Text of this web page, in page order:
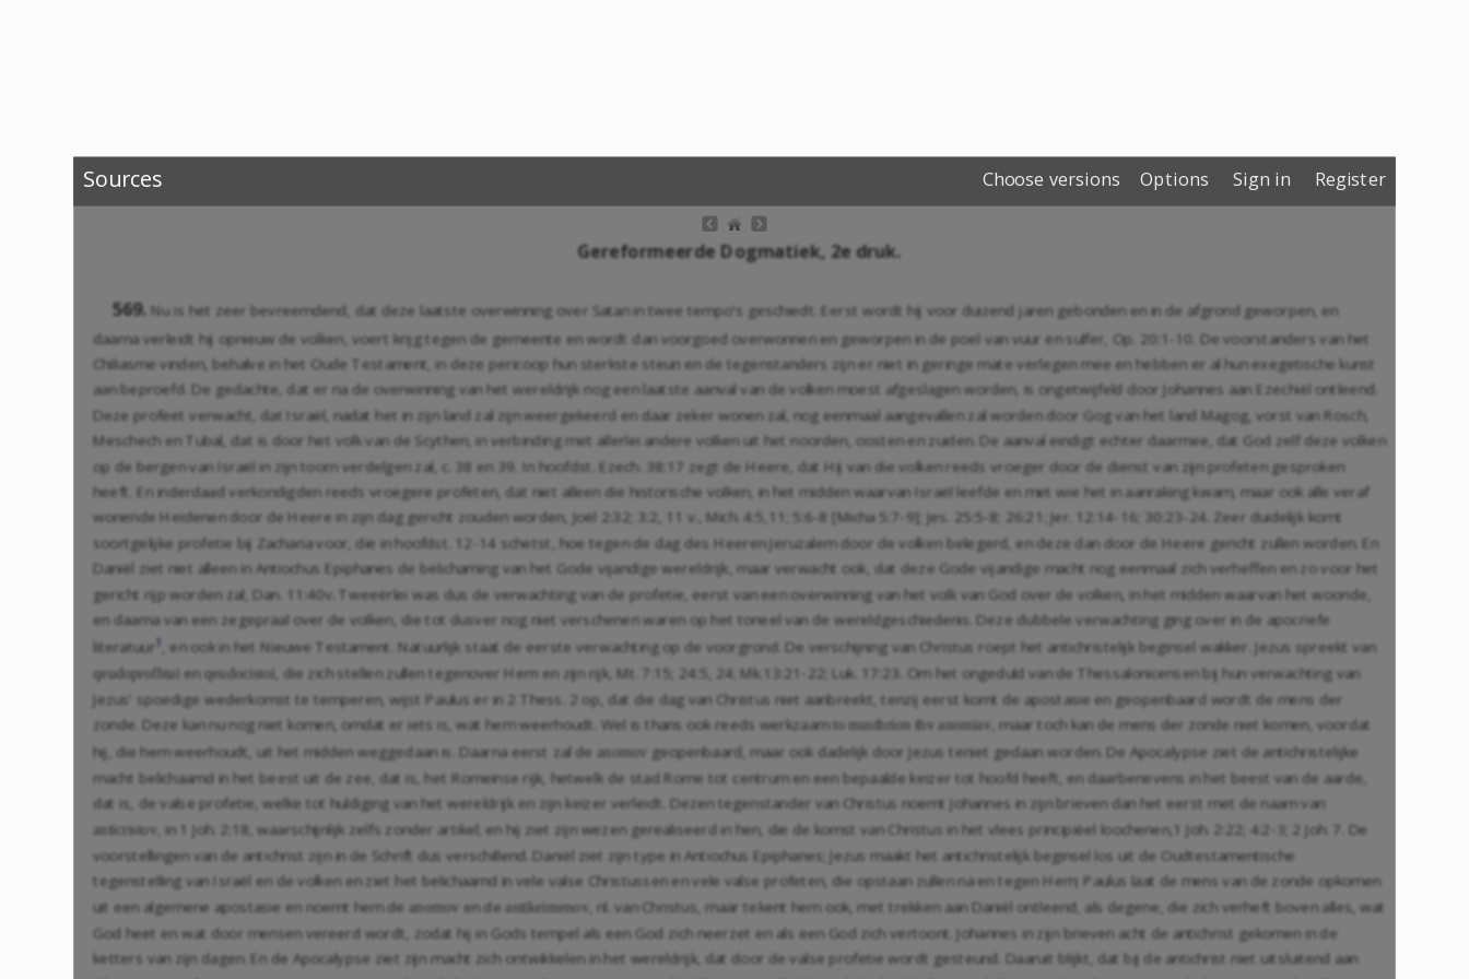
Sources Choose versions Options Sign in Register
Gereformeerde Dogmatiek, 2e druk.
569. Nu is het zeer bevreemdend, dat deze laatste overwinning over Satan in twee tempo’s geschiedt. Eerst wordt hij voor duizend jaren gebonden en in de afgrond geworpen, en
daarna verleidt hij opnieuw de volken, voert krijg tegen de gemeente en wordt dan voorgoed overwonnen en geworpen in de poel van vuur en sulfer, Op. 20:1-10 . De voorstanders van het
Chiliasme vinden, behalve in het Oude Testament, in deze pericoop hun sterkste steun en de tegenstanders zijn er niet in geringe mate verlegen mee en hebben er al hun exegetische kunst
aan beproefd. De gedachte, dat er na de overwinning van het wereldrijk nog een laatste aanval van de volken moest afgeslagen worden, is ongetwijfeld door Johannes aan Ezechiël ontleend.
Deze profeet verwacht, dat Israël, nadat het in zijn land zal zijn weergekeerd en daar zeker wonen zal, nog eenmaal aangevallen zal worden door Gog van het land Magog, vorst van Rosch,
Meschech en Tubal, dat is door het volk van de Scythen, in verbinding met allerlei andere volken uit het noorden, oosten en zuiden. De aanval eindigt echter daarmee, dat God zelf deze volken
op de bergen van Israël in zijn toorn verdelgen zal, c. 38 en 39. In hoofdst. Ezech. 38:17 zegt de Heere, dat Hij van die volken reeds vroeger door de dienst van zijn profeten gesproken
heeft. En inderdaad verkondigden reeds vroegere profeten, dat niet alleen die historische volken, in het midden waarvan Israël leefde en met wie het in aanraking kwam, maar ook alle veraf
wonende Heidenen door de Heere in zijn dag gericht zouden worden, Joël 2:32 3:2 11 v., Mich. 4:5 11 ; 5:6-8 [Micha 5:7-9]; Jes. 25:5-8 26:21 Jer. 12:14-16 30:23-24 . Zeer duidelijk komt
soortgelijke profetie bij Zacharia voor, die in hoofdst. 12-14 schetst, hoe tegen de dag des Heeren Jeruzalem door de volken belegerd, en deze dan door de Heere gericht zullen worden. En
Daniël ziet niet alleen in Antiochus Epiphanes de belichaming van het Gode vijandige wereldrijk, maar verwacht ook, dat deze Gode vijandige macht nog eenmaal zich verheffen en zo voor het
gericht rijp worden zal, Dan. 11:40v. Tweeërlei was dus de verwachting van de profetie, eerst van een overwinning van het volk van God over de volken, in het midden waarvan het woonde,
en daarna van een zegepraal over de volken, die tot dusver nog niet verschenen waren op het toneel van de wereldgeschiedenis. Deze dubbele verwachting ging over in de apocriefe
literatuur 1 , en ook in het Nieuwe Testament. Natuurlijk staat de eerste verwachting op de voorgrond. De verschijning van Christus roept het antichristelijk beginsel wakker. Jezus spreekt van
qeudoprofhtai en qeudocistoi , die zich stellen zullen tegenover Hem en zijn rijk, Mt. 7:15 24:5 24 ;Mk.13:21-22 ;Luk. 17:23 . Om het ongeduld van de Thessalonicensen bij hun verwachting van
Jezus’ spoedige wederkomst te temperen, wijst Paulus er in 2 Thess. 2 op, dat die dag van Christus niet aanbreekt, tenzij eerst komt de apostasie en geopenbaard wordt de mens der
zonde. Deze kan nu nog niet komen, omdat er iets is, wat hem weerhoudt. Wel is thans ook reeds werkzaam to musthrion thv anomiav
, maar toch kan de mens der zonde niet komen, voordat
hij, die hem weerhoudt, uit het midden weggedaan is. Daarna eerst zal de anomov geopenbaard, maar ook dadelijk door Jezus teniet gedaan worden. De Apocalypse ziet de antichristelijke
macht belichaamd in het beest uit de zee, dat is, het Romeinse rijk, hetwelk de stad Rome tot centrum en een bepaalde keizer tot hoofd heeft, en daarbenevens in het beest van de aarde,
dat is, de valse profetie, welke tot huldiging van het wereldrijk en zijn keizer verleidt. Dezen tegenstander van Christus noemt Johannes in zijn brieven dan het eerst met de naam van
anticristov , in 1 Joh. 2:18 , waarschijnlijk zelfs zonder artikel; en hij ziet zijn wezen gerealiseerd in hen, die de komst van Christus in het vlees principiëel loochenen, 1 Joh. 2:22 4:2-3 2 Joh. 7 . De
voorstellingen van de antichrist zijn in de Schrift dus verschillend. Daniël ziet zijn type in Antiochus Epiphanes; Jezus maakt het antichristelijk beginsel los uit de Oudtestamentische
tegenstelling van Israël en de volken en ziet het belichaamd in vele valse Christussen en vele valse profeten, die opstaan zullen na en tegen Hem; Paulus laat de mens van de zonde opkomen
uit een algemene apostasie en noemt hem de anomov en de antikeimenov
, nl. van Christus, maar tekent hem ook, met trekken aan Daniël ontleend, als degene, die zich verheft boven alles, wat
God heet en wat door mensen vereerd wordt, zodat hij in Gods tempel als een God zich neerzet en als een God zich vertoont. Johannes in zijn brieven acht de antichrist gekomen in de
ketters van zijn dagen. En de Apocalypse ziet zijn macht zich ontwikkelen in het wereldrijk, dat door de valse profetie wordt gesteund. Daaruit blijkt, dat bij de antichrist niet uitsluitend aan